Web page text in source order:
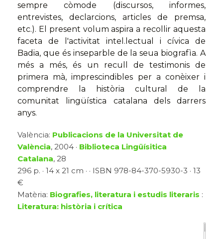
sempre còmode (discursos, informes,
entrevistes, declarcions, articles de premsa,
etc.). El present volum aspira a recollir aquesta
faceta de l'activitat intel.lectual i cívica de
Badia, que és inseparble de la seua biografìa. A
més a més, és un recull de testimonis de
primera mà, imprescindibles per a conèixer i
comprendre la història cultural de la
comunitat lingüística catalana dels darrers
anys.
València: Publicacions de la Universitat de
València, 2004 · Biblioteca Lingüísitica
Catalana, 28
296 p. · 14 x 21 cm · · ISBN 978-84-370-5930-3 · 13
€
Matèria: Biografies, literatura i estudis literaris :
Literatura: història i crítica